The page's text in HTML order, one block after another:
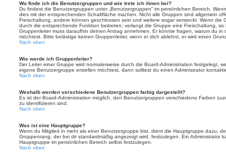
Wo finde ich die Benutzergruppen und wie trete ich ihnen bei?
Du findest die Benutzergruppen unter „Benutzergruppen“ im persönlichen Bereich.
dies mit der entsprechenden Schaltfläche machen. Nicht alle Gruppen sind allgemein
Freischaltung, andere können geschlossen sein und weitere sogar versteckt. Wenn die
durch die entsprechende Funktion beitreten; verlangt die Gruppe eine Freischaltung,
Gruppenleiter muss daraufhin deinen Antrag annehmen. Er könnte fragen, warum du in
möchtest. Bitte belästige keinen Gruppenleiter, wenn er dich ablehnt, er wird einen
Nach oben
Wie werde ich Gruppenleiter?
Der Leiter einer Gruppe wird normalerweise durch die Board-Administration festgelegt,
eigene Benutzergruppe erstellen möchtest, dann solltest du einen Administrator
Nach oben
Weshalb werden verschiedene Benutzergruppen farbig dargestellt?
Es ist der Board-Administration möglich, den Benutzergruppen verschiedene Farben
zu identifizieren sind.
Nach oben
Was ist eine Hauptgruppe?
Wenn du Mitglied in mehr als einer Benutzergruppe bist, dient die Hauptgruppe dazu,
Gruppenrang, der bei dir standardmäßig angezeigt wird, festzulegen. Ein Administrator
Hauptgruppe im persönlichen Bereich selbst festzulegen.
Nach oben